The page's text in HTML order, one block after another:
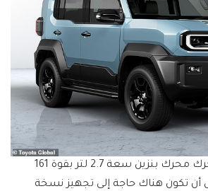
يوجد تحت غطاء المحرك محرك بنزين سعة 2.7 لتر بقوة 161
أن تكون هناك حاجة إلى تجهيز نسخة